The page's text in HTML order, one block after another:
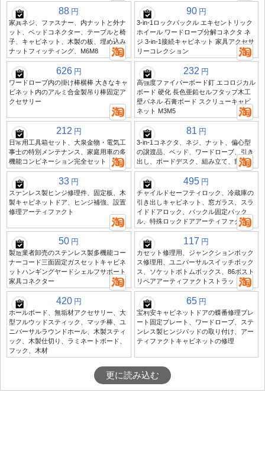
88 円
家具ネジ、ファスナー、内ナットと外ナ
ット、ベッドコネクター、テーブルと椅
子、キャビネット、木製の板、埋め込み
ナットフィッティング、M6M8
90 円
3-in-1ロックバックル エキセントリック
ホイール ワードローブ分解コネクタ ネ
ジ 3-in-1接続キャビネット 家具アクセサ
リーコレクション
626 円
ワードローブ内の掛け棒横棒 大きなキャ
ビネット内のアルミ合金製吊り棒固定ア
クセサリー
232 円
高強度ファイバーボード釘 エコロジカル
ボード 硬化 長色亜鉛セルフタップ木工
壁パネル 石膏ボード スクリューキャビ
ネット M3M5
212 円
日常用工具箱セット、大泉金物・電気工
事士の特別メンテナンス、家庭用車の多
機能コンビネーション完全セット
81 円
3-in-1コネクタ、ネジ、ナット、偏心型
の譲渡品、ベッド、ワードローブ、引き
出し、ボードデスク、組み立て、留め具
33 円
ステンレス製ヒンジ修理件、固定板、木
製キャビネットドア、ヒンジ補強、設置
修理アーティファクト
495 円
チャイルドセーフティロック、冷蔵庫の
引き出しキャビネット、窓ガラス、スラ
イドドアロック、バックル固定バック
ル、特殊ロックドアアーティファクト
50 円
製造業者卸売のステンレス製多機能コー
ナーコード三面固定ガスセットキャビネ
ットハンギングヤードシェルフサポート
家具コネクター
117 円
カセット修理用、ジャンクションボック
ス修理用、ユニバーサルスイッチボック
ス、ソケットボトムボックス、86ポスト
リペアアーティファクトストラット
420 円
ホールボード、無垢材アクセサリー、大
型フルウッドスティック、マッチ棒、ユ
ニバーサルラウンドホール、木製スティ
ック、木製仕切り、ラミネートボード、
フック、木材
65 円
宝利安キャビネットドアの蝶番修理プレ
ート固定プレート、ワードローブ、ステ
ンレス製ヒンジパッドの取り付け、アー
ティファクトキャビネットの修理
更に読み込む